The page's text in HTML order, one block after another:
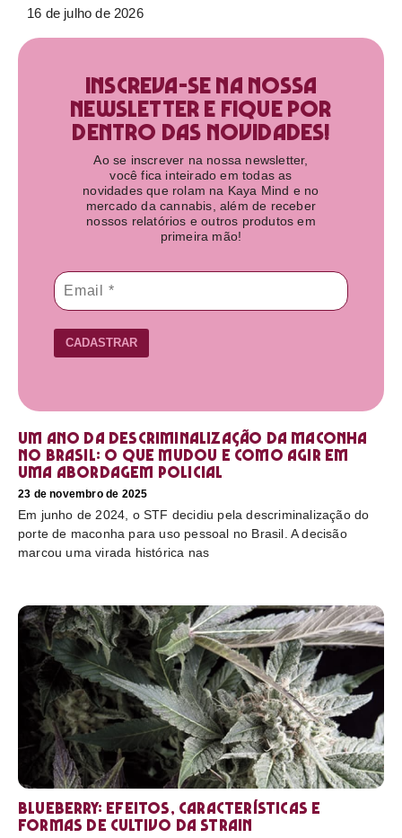
16 de julho de 2026
Inscreva-se na nossa
newsletter e fique por
dentro das novidades!​
Ao se inscrever na nossa newsletter,
você fica inteirado em todas as
novidades que rolam na Kaya Mind e no
mercado da cannabis, além de receber
nossos relatórios e outros produtos em
primeira mão!
CADASTRAR
Um ano da descriminalização da maconha
no Brasil: o que mudou e como agir em
uma abordagem policial
23 de novembro de 2025
Em junho de 2024, o STF decidiu pela descriminalização do
porte de maconha para uso pessoal no Brasil. A decisão
marcou uma virada histórica nas
Blueberry: efeitos, características e
formas de cultivo da strain